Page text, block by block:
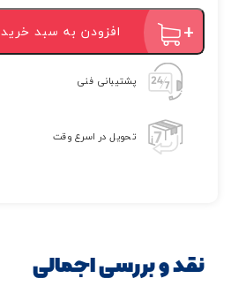
افزودن به سبد خرید
پشتیبانی فنی
تحویل در اسرع وقت
نقد و بررسی اجمالی